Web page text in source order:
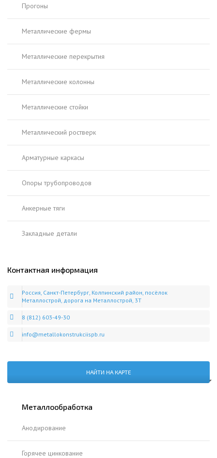
Прогоны
Металлические фермы
Металлические перекрытия
Металлические колонны
Металлические стойки
Металлический ростверк
Арматурные каркасы
Опоры трубопроводов
Анкерные тяги
Закладные детали
Контактная информация
Россия, Санкт-Петербург, Колпинский район, посёлок
Металлострой, дорога на Металлострой, 3Т
8 (812) 603-49-30
info@metallokonstrukciispb.ru
НАЙТИ НА КАРТЕ
Металлообработка
Анодирование
Горячее цинкование